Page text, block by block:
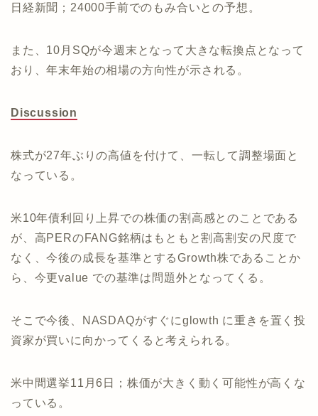
日経新聞；24000手前でのもみ合いとの予想。
また、10月SQが今週末となって大きな転換点となって
おり、年末年始の相場の方向性が示される。
Discussion
株式が27年ぶりの高値を付けて、一転して調整場面と
なっている。
米10年債利回り上昇での株価の割高感とのことである
が、高PERのFANG銘柄はもともと割高割安の尺度で
なく、今後の成長を基準とするGrowth株であることか
ら、今更value での基準は問題外となってくる。
そこで今後、NASDAQがすぐにglowth に重きを置く投
資家が買いに向かってくると考えられる。
米中間選挙11月6日；株価が大きく動く可能性が高くな
っている。